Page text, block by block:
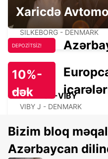
SILKEBORG - IKC
SILKEBORG - DENMARK
AARHUS-VIBY
VIBY J - DENMARK
Xaricdə
DEPOZİTSİZ!
10%-
dək
endirim!
Bizim bloq
Azərbaycan